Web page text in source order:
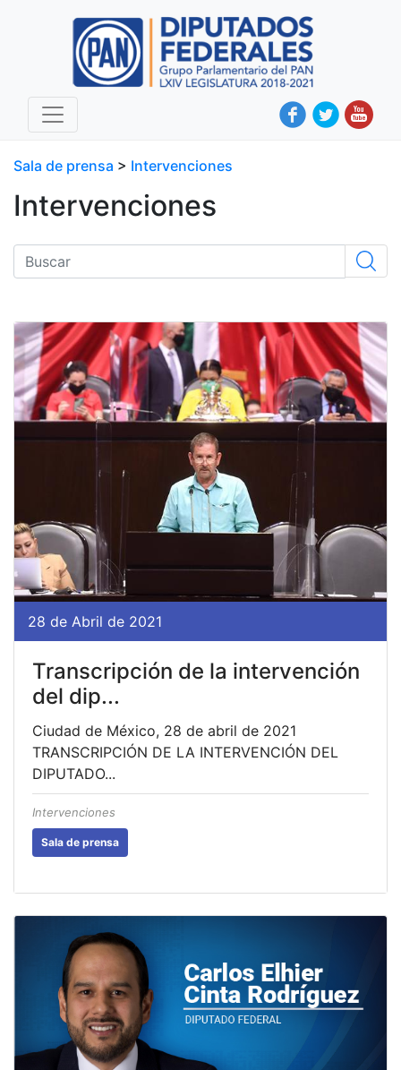
Sala de prensa > Intervenciones
Intervenciones
28 de Abril de 2021
Transcripción de la intervención
del dip...
Ciudad de México, 28 de abril de 2021
TRANSCRIPCIÓN DE LA INTERVENCIÓN DEL
DIPUTADO...
Intervenciones
Sala de prensa